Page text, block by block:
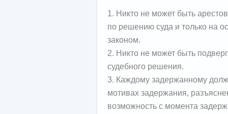
1. Никто не может быть
по решению суда и только на
законом.
2. Никто не может быть
судебного решения.
3. Каждому задержанному
мотивах задержания,
возможность с момента